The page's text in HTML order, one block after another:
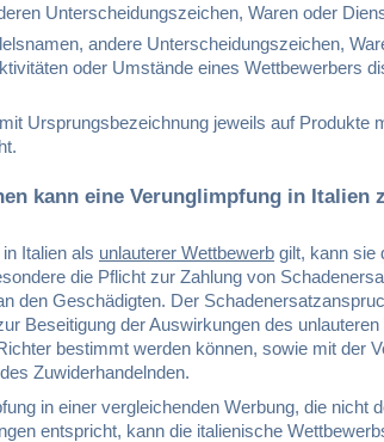
Unterscheidungszeichen, Waren oder
andere Unterscheidungszeichen,
oder Umstände eines Wettbewerbers
Ursprungsbezeichnung jeweils auf Produkte
kann eine Verunglimpfung in Italien
Italien als unlauterer Wettbewerbgilt, kann sie
die Pflicht zur Zahlung von
den Geschädigten. Der
Beseitigung der Auswirkungen des
bestimmt werden können, sowie mit der
Zuwiderhandelnden.
in einer vergleichenden Werbung, die nicht
entspricht, kann die italienische